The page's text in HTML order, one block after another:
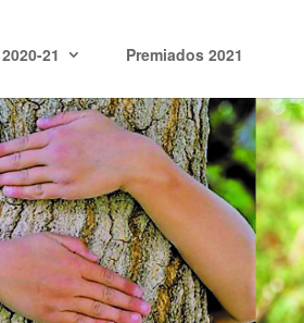
21 Premiados 2021